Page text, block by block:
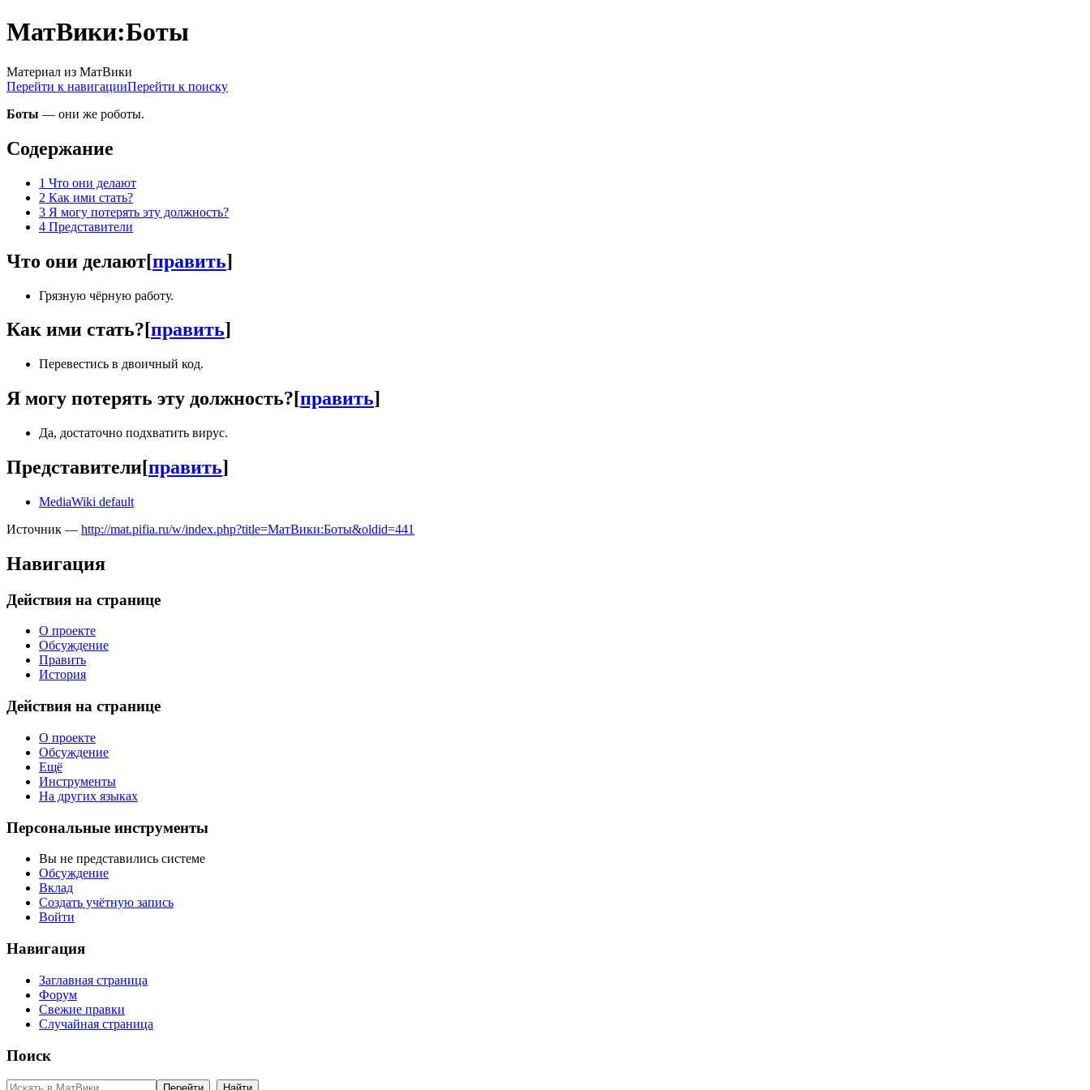
МатВики:Боты
Материал из МатВики
Перейти к навигацииПерейти к поиску
Боты — они же роботы.
Содержание
1 Что они делают
2 Как ими стать?
3 Я могу потерять эту должность?
4 Представители
Что они делают[править]
Грязную чёрную работу.
Как ими стать?[править]
Перевестись в двоичный код.
Я могу потерять эту должность?[править]
Да, достаточно подхватить вирус.
Представители[править]
MediaWiki default
Источник — http://mat.pifia.ru/w/index.php?title=МатВики:Боты&oldid=441
Навигация
Действия на странице
О проекте
Обсуждение
Править
История
Действия на странице
О проекте
Обсуждение
Ещё
Инструменты
На других языках
Персональные инструменты
Вы не представились системе
Обсуждение
Вклад
Создать учётную запись
Войти
Навигация
Заглавная страница
Форум
Свежие правки
Случайная страница
Поиск